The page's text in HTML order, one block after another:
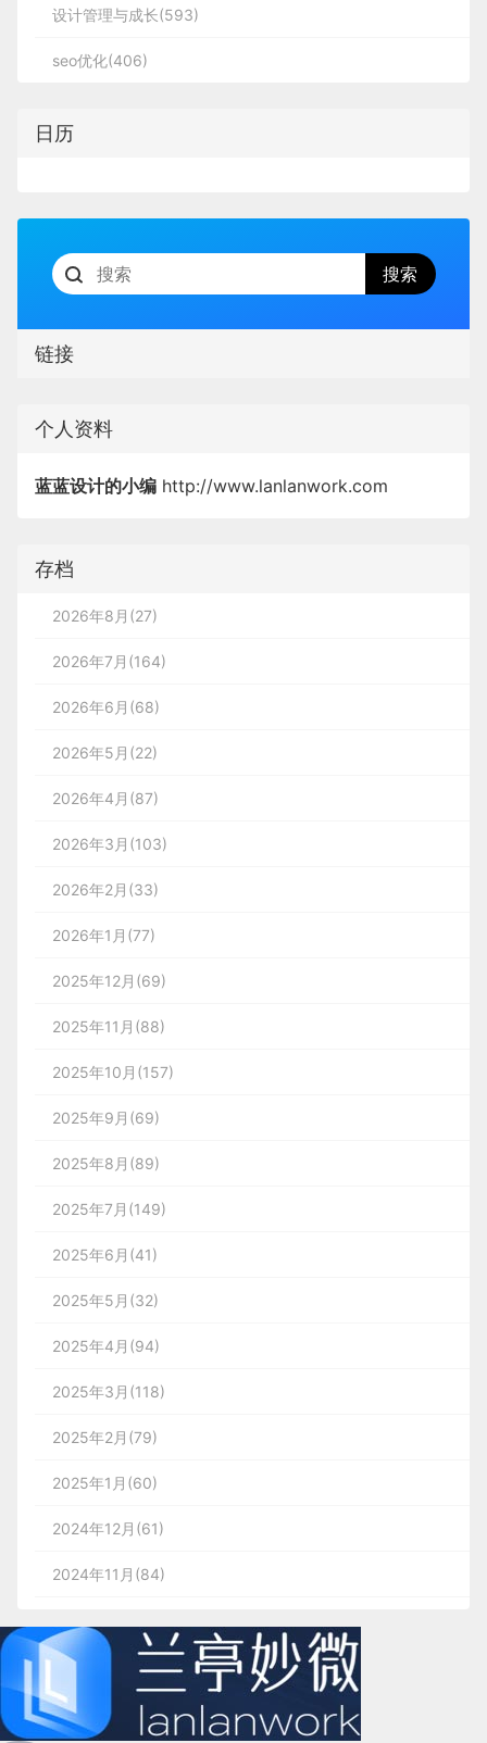
设计管理与成长(593)
seo优化(406)
日历
链接
个人资料
蓝蓝设计的小编 http://www.lanlanwork.com
存档
2026年8月(27)
2026年7月(164)
2026年6月(68)
2026年5月(22)
2026年4月(87)
2026年3月(103)
2026年2月(33)
2026年1月(77)
2025年12月(69)
2025年11月(88)
2025年10月(157)
2025年9月(69)
2025年8月(89)
2025年7月(149)
2025年6月(41)
2025年5月(32)
2025年4月(94)
2025年3月(118)
2025年2月(79)
2025年1月(60)
2024年12月(61)
2024年11月(84)
2024年9月(144)
2024年8月(164)